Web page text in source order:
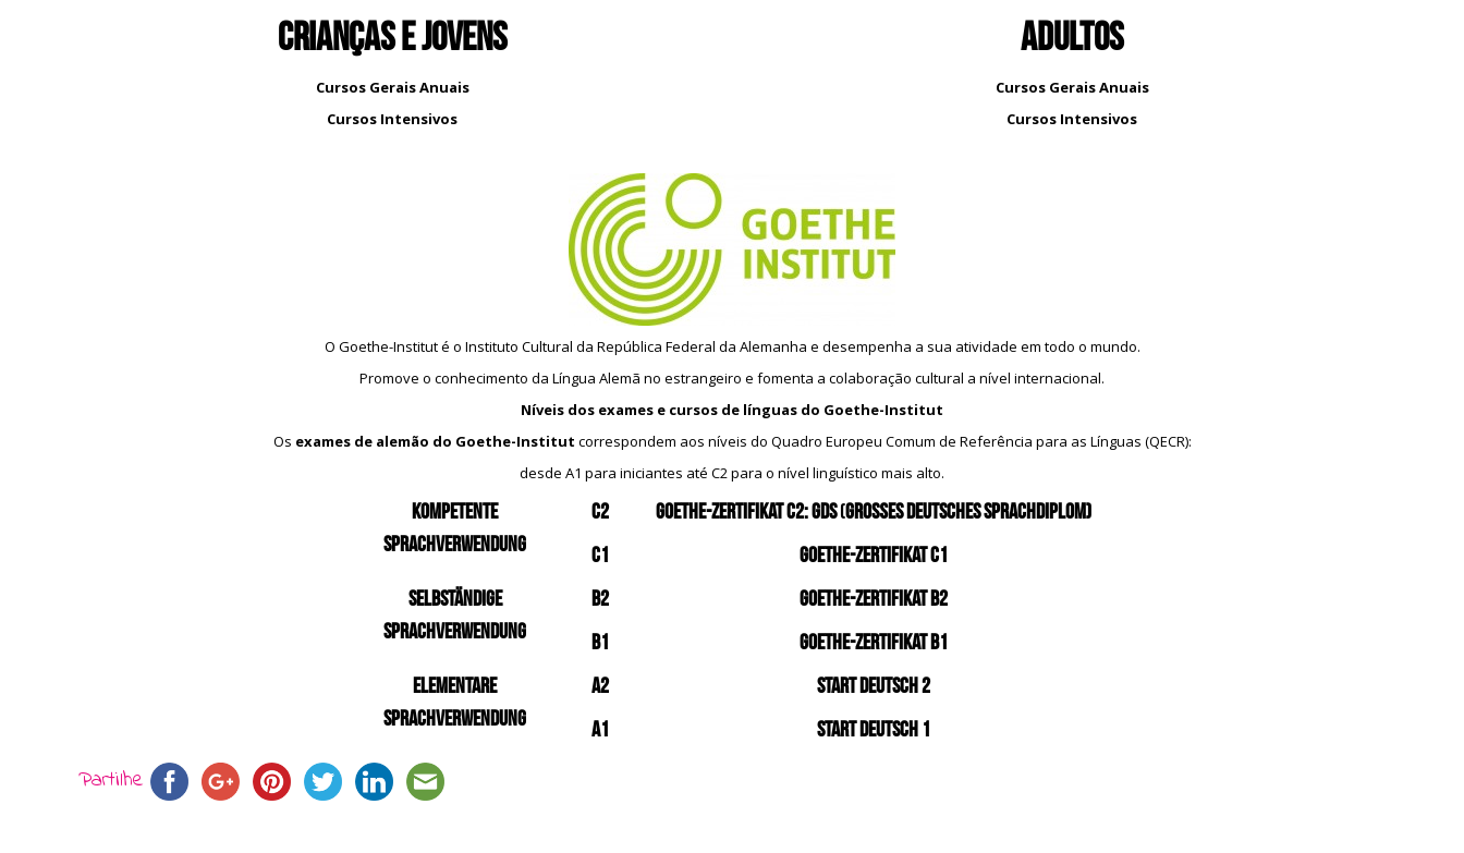
Crianças e Jovens
Cursos Gerais Anuais
Cursos Intensivos
Adultos
Cursos GeraisAnuais
Cursos Intensivos
O Goethe-Institut é o Instituto Cultural da República Federal da Alemanha e desempenha a sua atividade em todo o mundo.
Promove o conhecimento da Língua Alemã no estrangeiro e fomenta a colaboração cultural a nível internacional.
Níveis dos exames e cursos de línguas do Goethe-Institut
Os exames de alemão do Goethe-Institut correspondem aos níveis do Quadro Europeu Comum de Referência para as Línguas (QECR):
desde A1 para iniciantes até C2 para o nível linguístico mais alto.
Kompetente
Sprachverwendung
C2 Goethe-Zertifikat C2: GDS(Großes Deutsches Sprachdiplom)
C1
Goethe-Zertifikat C1
Selbständige
Sprachverwendung
B2
Goethe-Zertifikat B2
B1
Goethe-Zertifikat B1
Elementare
Sprachverwendung
A2
Start Deutsch 2
A1
Start Deutsch 1
Partilhe